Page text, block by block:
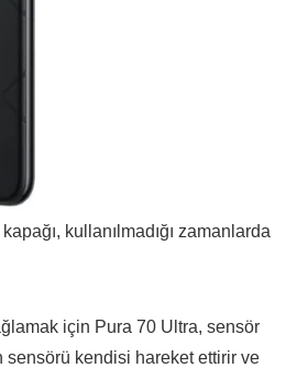
kullanılmadığı zamanlarda
için Pura 70 Ultra, sensör
sensörü kendisi hareket ettirir ve